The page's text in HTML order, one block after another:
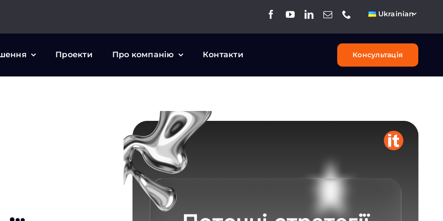
Ukrainian
Проекти Про компанію Контакти Консультація